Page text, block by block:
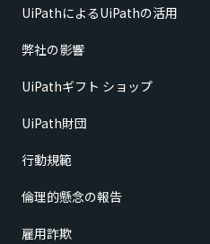
UiPathによるUiPathの活用
弊社の影響
UiPathギフト ショップ
UiPath財団
行動規範
倫理的懸念の報告
雇用詐欺